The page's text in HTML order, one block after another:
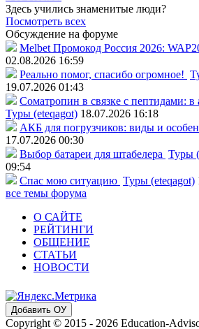
Здесь учились знаменитые люди?
Посмотреть всех
Обсуждение на форуме
Melbet Промокод Россия 2026:
02.08.2026 16:59
Реально помог, спасибо огромное!
19.07.2026 01:43
Соматропин в связке с пептидами: в
Туры (eteqagot) 18.07.2026 16:18
АКБ для погрузчиков: виды и
17.07.2026 00:30
Выбор батареи для штабелера Туры
09:54
Спас мою ситуацию Туры (eteqagot)
все темы форума
О САЙТЕ
РЕЙТИНГИ
ОБЩЕНИЕ
СТАТЬИ
НОВОСТИ
Добавить ОУ
Copyright © 2015 - 2026 Education-